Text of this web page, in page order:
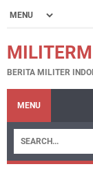
BERITA MILITER
MENU